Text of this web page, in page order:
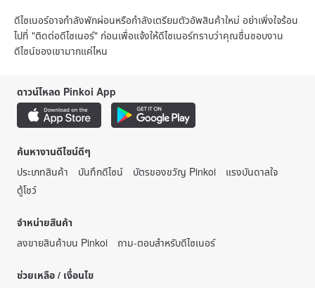
ดีไซเนอร์อาจกำลังพักผ่อนหรือกำลังเตรียมตัวอัพสินค้าใหม่ อย่าเพิ่งใจร้อน
ไปที่ "ติดต่อดีไซเนอร์" ก่อนเพื่อแจ้งให้ดีไซเนอร์ทราบว่าคุณชื่นชอบงาน
ดีไซน์ของเขามากแค่ไหน
ดาวน์โหลด Pinkoi App
ค้นหางานดีไซน์ดีๆ
ประเภทสินค้า
บันทึกดีไซน์ บัตรของขวัญ Pinkoi
แรงบันดาลใจ
ตู้โชว์
จำหน่ายสินค้า
ลงขายสินค้าบน Pinkoi
ถาม-ตอบสำหรับดีไซเนอร์
ช่วยเหลือ / เงื่อนไข